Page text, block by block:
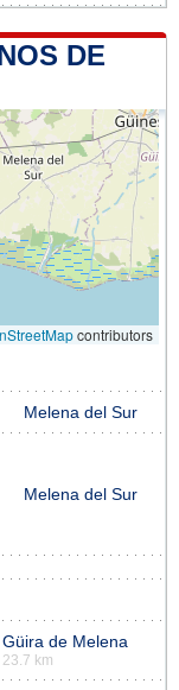
DE
contributors
Melena del Sur
Melena del Sur
Güira de Melena
23.7 km